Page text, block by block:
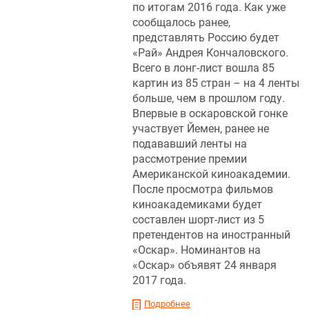
по итогам 2016 года. Как уже
сообщалось ранее,
представлять Россию будет
«Рай» Андрея Кончаловского.
Всего в лонг-лист вошла 85
картин из 85 стран – на 4 ленты
больше, чем в прошлом году.
Впервые в оскаровской гонке
участвует Йемен, ранее не
подававший ленты на
рассмотрение премии
Американской киноакадемии.
После просмотра фильмов
киноакадемиками будет
составлен шорт-лист из 5
претендентов на иностранный
«Оскар». Номинантов на
«Оскар» объявят 24 января
2017 года.
Подробнее